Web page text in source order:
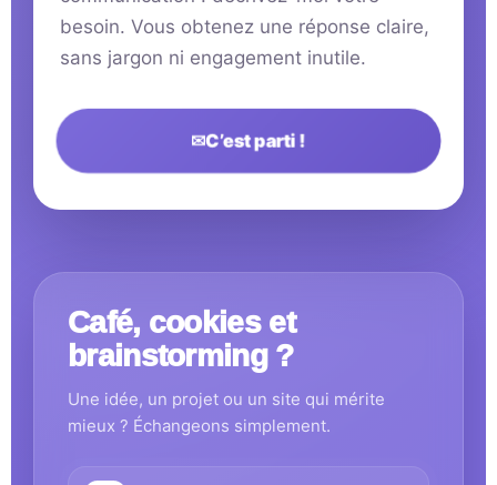
besoin. Vous obtenez une réponse claire,
sans jargon ni engagement inutile.
✉C’est parti !
Café, cookies et
brainstorming ?
Une idée, un projet ou un site qui mérite
mieux ? Échangeons simplement.